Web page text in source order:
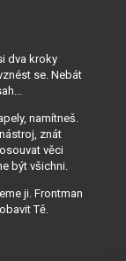
dva kroky
se. Nebát
namítneš.
znát
věci
být všichni.
ji. Frontman
Tě.